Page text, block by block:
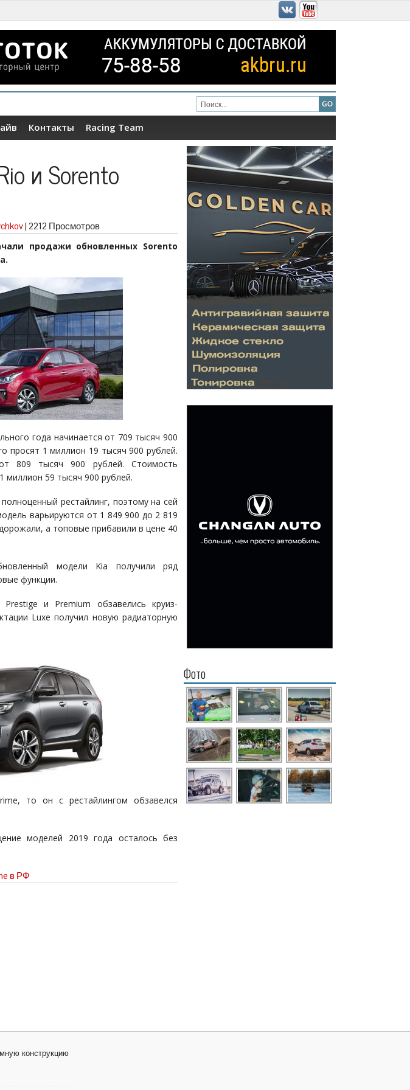
Контакты Racing Team
и Sorento
| 2212 Просмотров
продажи обновленных Sorento
года начинается от 709 тысяч 900
просят 1 миллион 19 тысяч 900 рублей.
809 тысяч 900 рублей. Стоимость
миллион 59 тысяч 900 рублей.
рестайлинг, поэтому на сей
варьируются от 1 849 900 до 2 819
а топовые прибавили в цене 40
модели Kia получили ряд
функции.
и Premium обзавелись круиз-
Luxe получил новую радиаторную
то он с рестайлингом обзавелся
моделей 2019 года осталось без
в РФ
Фото
конструкцию